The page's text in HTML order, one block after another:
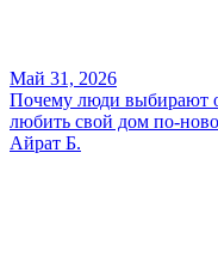
Май 31, 2026
Почему люди выбирают
любить свой дом по-
Айрат Б.